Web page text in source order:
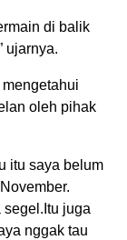
di balik
ujarnya.
oleh pihak
itu saya belum
segel.Itu juga
nggak tau